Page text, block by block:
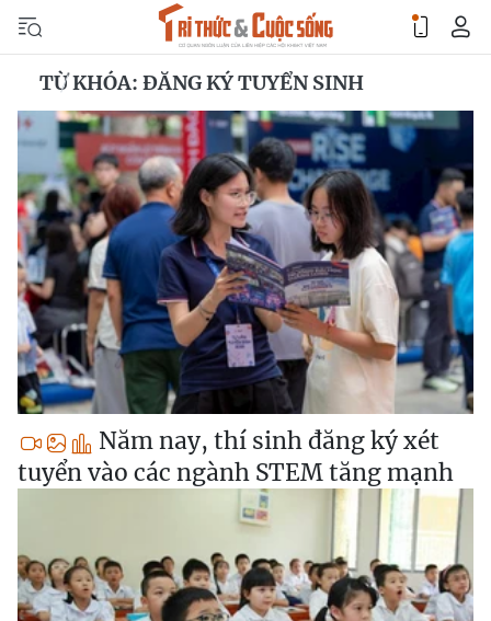
TỪ KHÓA: ĐĂNG KÝ TUYỂN SINH
Năm nay, thí sinh đăng ký xét
tuyển vào các ngành STEM tăng mạnh